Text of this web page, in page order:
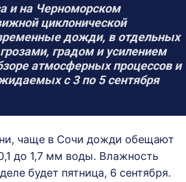
и на Черноморском
циклонической
дожди, в отдельных
градом и усилением
атмосферных процессов и
с 3 по 5 сентября
чаще в Сочи дожди обещают
до 1,7 мм воды. Влажность
будет пятница, 6 сентября.